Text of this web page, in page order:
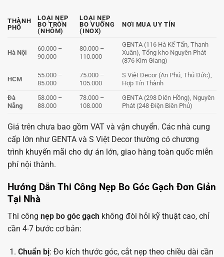
THÀNH
PHỐ
LOẠI NẸP
BO TRÒN
(NHÔM)
LOẠI NẸP
BO VUÔNG
(INOX)
NƠI MUA UY TÍN
Hà Nội
60.000 –
90.000
80.000 –
110.000
GENTA (116 Hà Kế Tấn, Thanh
Xuân), Tổng kho Nguyên Phát
(876 Kim Giang)
HCM
55.000 –
85.000
75.000 –
105.000
S Việt Decor (An Phú, Thủ Đức),
Hợp Tín Thành
Đà
Nẵng
58.000 –
88.000
78.000 –
108.000
GENTA (298 Diên Hồng), Nguyên
Phát (248 Điện Biên Phủ)
Giá trên chưa bao gồm VAT và vận chuyển. Các nhà cung
cấp lớn như GENTA và S Việt Decor thường có chương
trình khuyến mãi cho dự án lớn, giao hàng toàn quốc miễn
phí nội thành.
Hướng Dẫn Thi Công Nẹp Bo Góc Gạch Đơn Giản
Tại Nhà
Thi công nẹp bo góc gạch không đòi hỏi kỹ thuật cao, chỉ
cần 4-7 bước cơ bản:
Chuẩn bị: Đo kích thước góc, cắt nẹp theo chiều dài cần